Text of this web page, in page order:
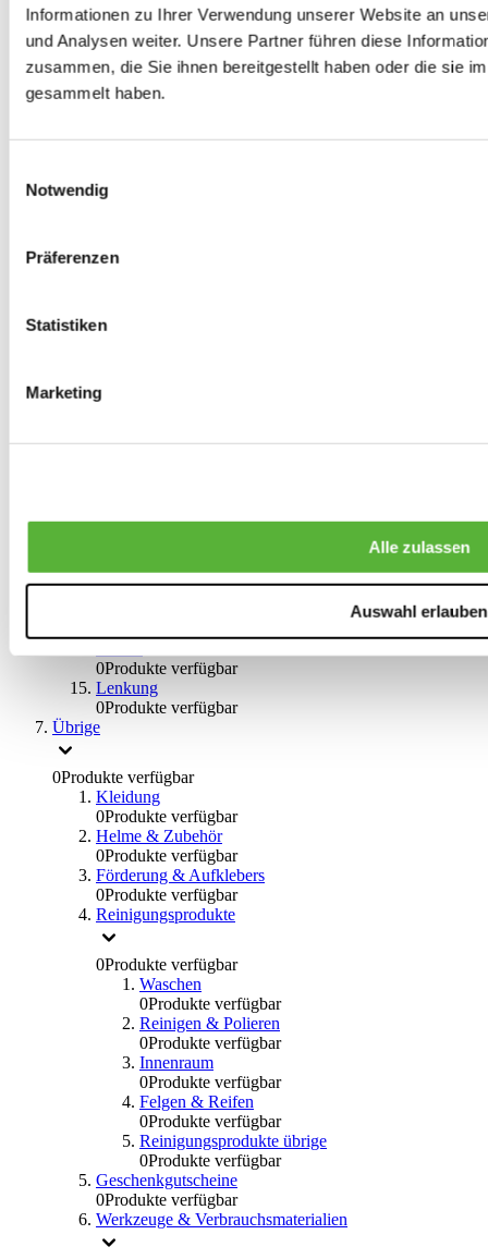
Informationen zu Ihrer Verwendung unserer Website an
und Analysen weiter. Unsere Partner führen diese
zusammen, die Sie ihnen bereitgestellt haben oder die sie
gesammelt haben.
Notwendig
Präferenzen
Statistiken
Marketing
Alle zulassen
Auswahl erlauben
0Produkte verfügbar
Spurverbreiterungen
0Produkte verfügbar
Radmuttern
0Produkte verfügbar
Bremsen
Handbremsen
0Produkte verfügbar
0Produkte verfügbar
Lenkung
0Produkte verfügbar
Übrige
0Produkte verfügbar
Kleidung
0Produkte verfügbar
Helme & Zubehör
0Produkte verfügbar
Förderung & Aufklebers
0Produkte verfügbar
Reinigungsprodukte
0Produkte verfügbar
Waschen
0Produkte verfügbar
Reinigen & Polieren
0Produkte verfügbar
Innenraum
0Produkte verfügbar
Felgen & Reifen
0Produkte verfügbar
Reinigungsprodukte übrige
0Produkte verfügbar
Geschenkgutscheine
0Produkte verfügbar
Werkzeuge & Verbrauchsmaterialien